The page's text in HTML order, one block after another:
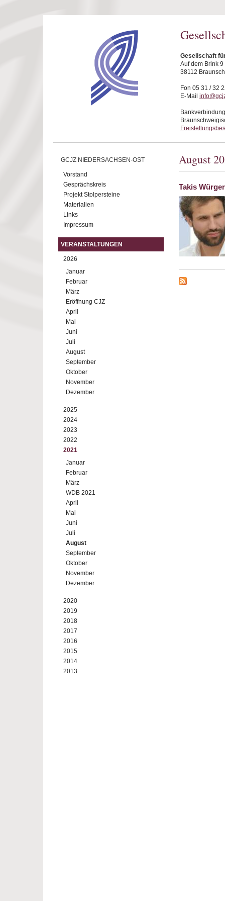
Gesellschaft
Auf dem Brink 9
38112
Fon 05 31 / 32
E-Mail
GCJZ NIEDERSACHSEN-OST
Vorstand
Gesprächskreis
Projekt Stolpersteine
Materialien
Links
Impressum
VERANSTALTUNGEN
2026
Januar
Februar
März
Eröffnung CJZ
April
Mai
Juni
Juli
August
September
Oktober
November
Dezember
2025
2024
2023
2022
2021
Januar
Februar
März
WDB 2021
April
Mai
Juni
Juli
August
September
Oktober
November
Dezember
2020
2019
2018
2017
2016
2015
2014
2013
August
Takis